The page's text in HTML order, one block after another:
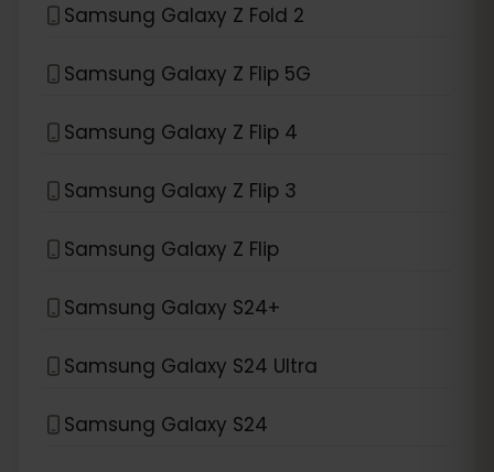
Samsung Galaxy Z Fold 2
Samsung Galaxy Z Flip 5G
Samsung Galaxy Z Flip 4
Samsung Galaxy Z Flip 3
Samsung Galaxy Z Flip
Samsung Galaxy S24+
Samsung Galaxy S24 Ultra
Samsung Galaxy S24